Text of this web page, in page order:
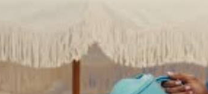
Articles similaires